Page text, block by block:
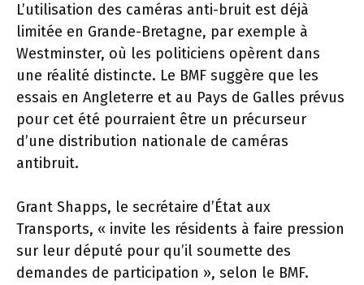
L’utilisation des caméras anti-bruit est déjà
limitée en Grande-Bretagne, par exemple à
Westminster, où les politiciens opèrent dans
une réalité distincte. Le BMF suggère que les
essais en Angleterre et au Pays de Galles prévus
pour cet été pourraient être un précurseur
d’une distribution nationale de caméras
antibruit.
Grant Shapps, le secrétaire d’État aux
Transports, « invite les résidents à faire pression
sur leur député pour qu’il soumette des
demandes de participation », selon le BMF.